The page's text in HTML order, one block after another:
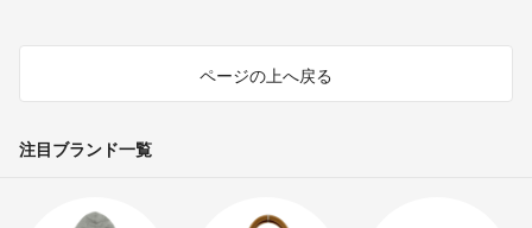
ページの上へ戻る
注目ブランド一覧